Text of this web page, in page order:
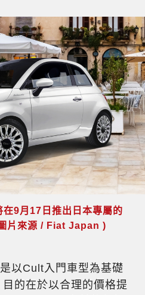
9月17日推出日本專屬的
片來源 / Fiat Japan )
以Cult入門車型為基礎
的在於以合理的價格提